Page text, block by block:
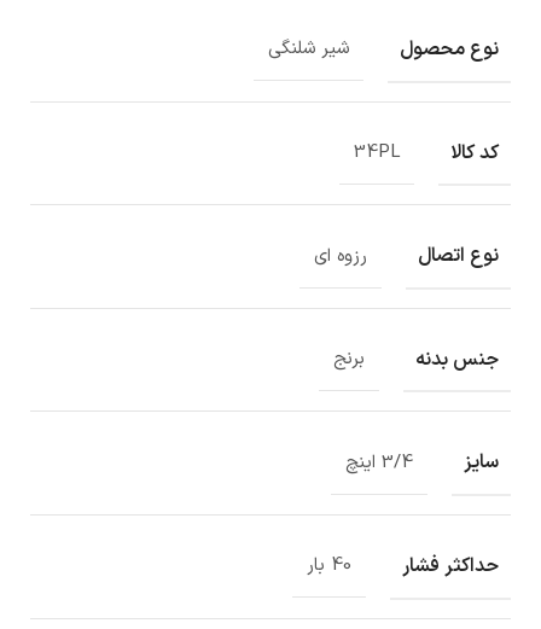
نوع محصول شیر شلنگی
کد کالا 34PL
نوع اتصال رزوه ای
جنس بدنه برنج
سایز 3/4 اینچ
حداکثر فشار 40 بار